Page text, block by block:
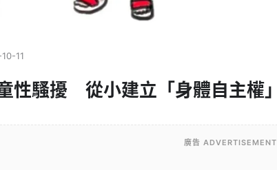
11
性騷擾 從小建立「身體自主權」
廣告 ADVERTISEMENT